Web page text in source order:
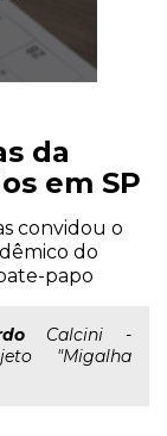
da
em SP
convidou o
do
papo
Calcini -
"Migalha